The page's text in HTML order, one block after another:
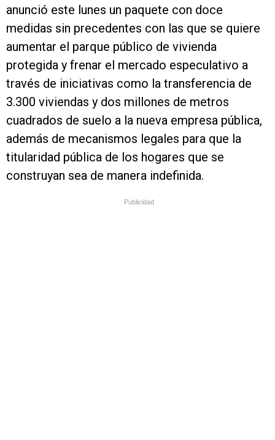
anunció este lunes un paquete con doce
medidas sin precedentes con las que se quiere
aumentar el parque público de vivienda
protegida y frenar el mercado especulativo a
través de iniciativas como la transferencia de
3.300 viviendas y dos millones de metros
cuadrados de suelo a la nueva empresa pública,
además de mecanismos legales para que la
titularidad pública de los hogares que se
construyan sea de manera indefinida.
Publicidad